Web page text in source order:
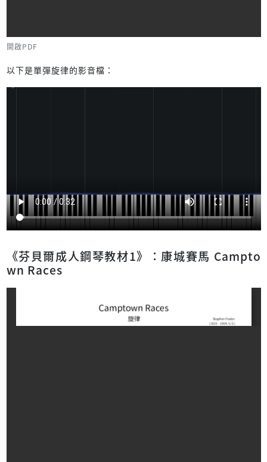
開啟PDF
以下是單彈旋律的影音檔：
《芬貝爾成人鋼琴教材1》：康城賽馬 Campto
wn Races